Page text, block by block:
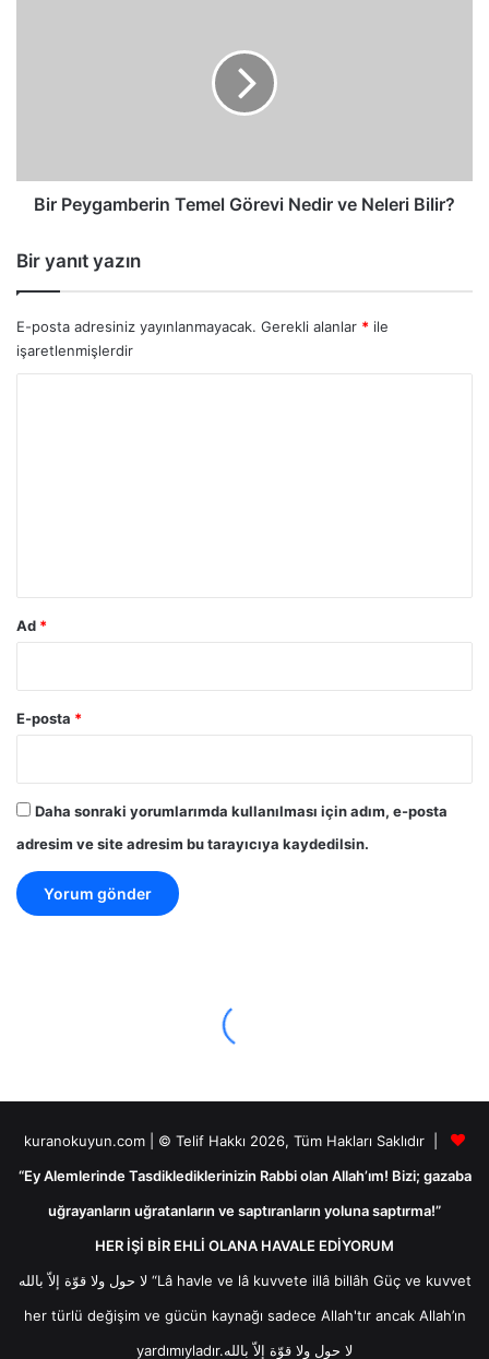
Bir Peygamberin Temel Görevi Nedir ve Neleri Bilir?
Bir yanıt yazın
E-posta adresiniz yayınlanmayacak. Gerekli alanlar * ile
işaretlenmişlerdir
Ad *
E-posta *
Daha sonraki yorumlarımda kullanılması için adım, e-posta
adresim ve site adresim bu tarayıcıya kaydedilsin.
kuranokuyun.com | © Telif Hakkı 2026, Tüm Hakları Saklıdır |
“Ey Alemlerinde Tasdiklediklerinizin Rabbi olan Allah’ım! Bizi; gazaba
uğrayanların uğratanların ve saptıranların yoluna saptırma!”
HER İŞİ BİR EHLİ OLANA HAVALE EDİYORUM
لا حول ولا قوّة إلاّ بالله “Lâ havle ve lâ kuvvete illâ billâh Güç ve kuvvet
her türlü değişim ve gücün kaynağı sadece Allah'tır ancak Allah’ın
yardımıyladır.لا حول ولا قوّة إلاّ بالله